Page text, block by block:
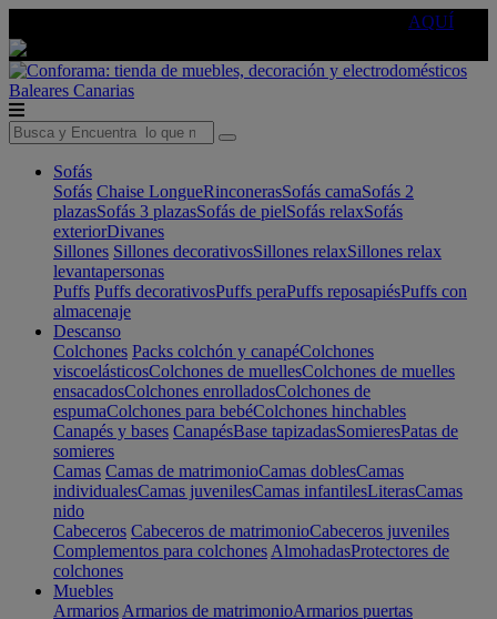
AQUÍ
Baleares Canarias
Sofás
Sofás Chaise LongueRinconerasSofás camaSofás 2
plazasSofás 3 plazasSofás de pielSofás relaxSofás
exteriorDivanes
Sillones Sillones decorativosSillones relaxSillones relax
levantapersonas
Puffs Puffs decorativosPuffs peraPuffs reposapiésPuffs con
almacenaje
Descanso
Colchones Packs colchón y canapéColchones
viscoelásticosColchones de muellesColchones de muelles
ensacadosColchones enrolladosColchones de
espumaColchones para bebéColchones hinchables
Canapés y bases CanapésBase tapizadasSomieresPatas de
somieres
Camas Camas de matrimonioCamas doblesCamas
individualesCamas juvenilesCamas infantilesLiterasCamas
nido
Cabeceros Cabeceros de matrimonioCabeceros juveniles
Complementos para colchones AlmohadasProtectores de
colchones
Muebles
Armarios Armarios de matrimonioArmarios puertas